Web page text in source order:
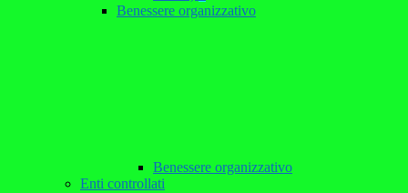
Benessere organizzativo
Benessere organizzativo
Enti controllati